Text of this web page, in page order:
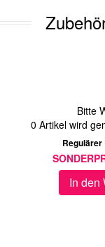
Bitte
0 Artikel wird
Regulärer
In den